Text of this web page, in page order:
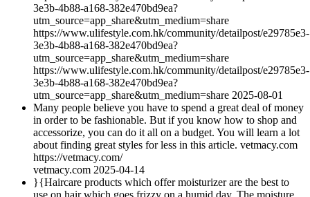
3e3b-4b88-a168-382e470bd9ea?
utm_source=app_share&utm_medium=share
https://www.ulifestyle.com.hk/community/detailpost/e29785e3-
3e3b-4b88-a168-382e470bd9ea?
utm_source=app_share&utm_medium=share
https://www.ulifestyle.com.hk/community/detailpost/e29785e3-
3e3b-4b88-a168-382e470bd9ea?
utm_source=app_share&utm_medium=share 2025-08-01
Many people believe you have to spend a great deal of money
in order to be fashionable. But if you know how to shop and
accessorize, you can do it all on a budget. You will learn a lot
about finding great styles for less in this article. vetmacy.com
https://vetmacy.com/
vetmacy.com 2025-04-14
}{Haircare products which offer moisturizer are the best to
use on hair which goes frizzy on a humid day. The moisture